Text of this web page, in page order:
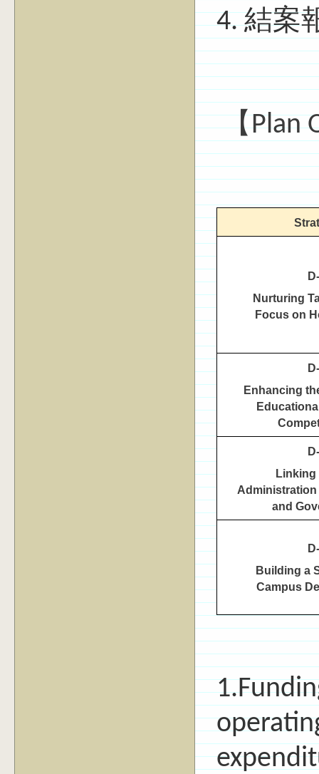
4. 結案
【Plan
Nurturing
Focus on
Enhancing
Administration
and
Building a
Campus
1.